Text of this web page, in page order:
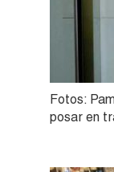
Fotos:
posar en